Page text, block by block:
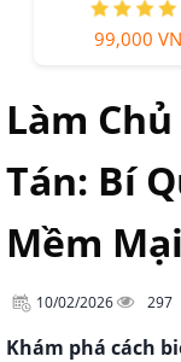
99,000
Làm
Tán: Bí
Mềm
10/02/2026 297
Khám phá cách